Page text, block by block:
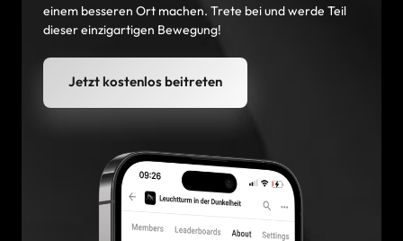
einem besseren Ort machen. Trete bei und werde Teil
dieser einzigartigen Bewegung!
Jetzt kostenlos beitreten